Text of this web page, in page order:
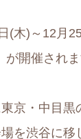
(木)～12月
開催されま
京・中目黒
を渋谷に移